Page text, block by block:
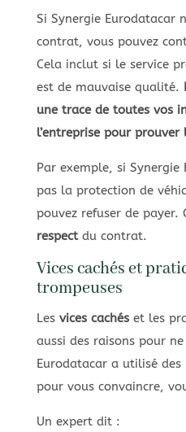
Si Synergie Eurodatacar
contrat, vous pouvez
Cela inclut si le service
est de mauvaise qualité.
une trace de toutes vos
l’entreprise pour
Par exemple, si
pas la protection de
pouvez refuser de payer.
respectdu contrat.
Vices cachés et
trompeuses
Les vices cachéset les
aussi des raisons pour
Eurodatacar a utilisé
pour vous convaincre,
Un expert dit :